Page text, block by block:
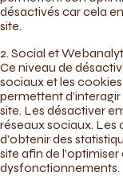
désactivés car cela
site.
2. Social et
Ce niveau de
sociaux et les
permettent
site. Les désactiver
réseaux sociaux.
d’obtenir des
site afin de
dysfonctionnements.